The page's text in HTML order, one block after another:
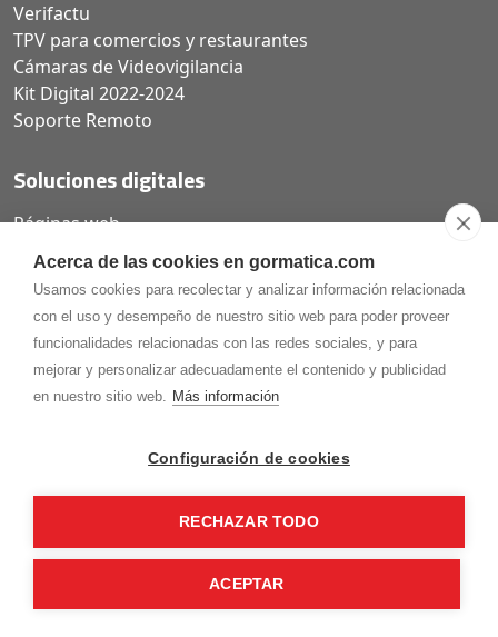
Acerca de las cookies en gormatica.com
Usamos cookies para recolectar y analizar información relacionada
con el uso y desempeño de nuestro sitio web para poder proveer
funcionalidades relacionadas con las redes sociales, y para
mejorar y personalizar adecuadamente el contenido y publicidad
en nuestro sitio web. Más información
Configuración de cookies
RECHAZAR TODO
ACEPTAR
Verifactu
TPV para comercios y restaurantes
Cámaras de Videovigilancia
Kit Digital 2022-2024
Soporte Remoto
Soluciones digitales
Páginas web
Tiendas online
975.368.262
¡Síguenos en nuestras redes!